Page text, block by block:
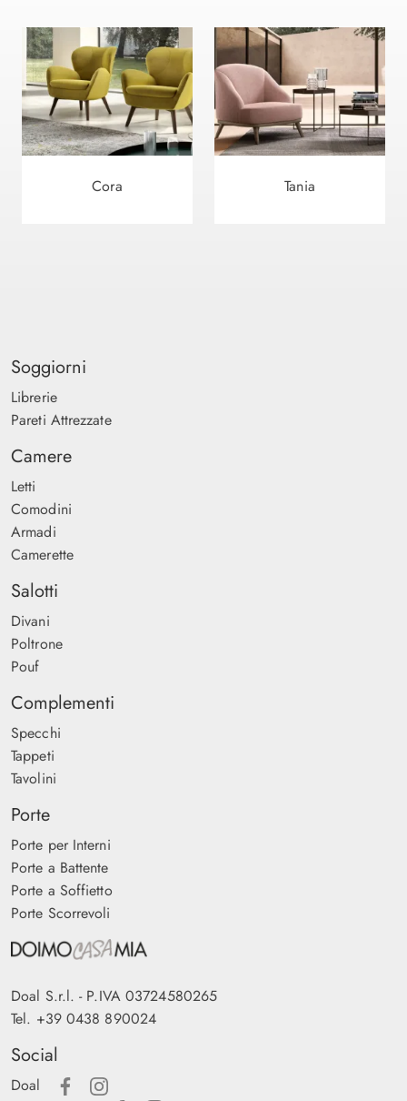
Cora Tania
Soggiorni
Librerie
Pareti Attrezzate
Camere
Letti
Comodini
Armadi
Camerette
Salotti
Divani
Poltrone
Pouf
Complementi
Specchi
Tappeti
Tavolini
Porte
Porte per Interni
Porte a Battente
Porte a Soffietto
Porte Scorrevoli
Doal S.r.l. - P.IVA 03724580265
Tel. +39 0438 890024
Social
Doal